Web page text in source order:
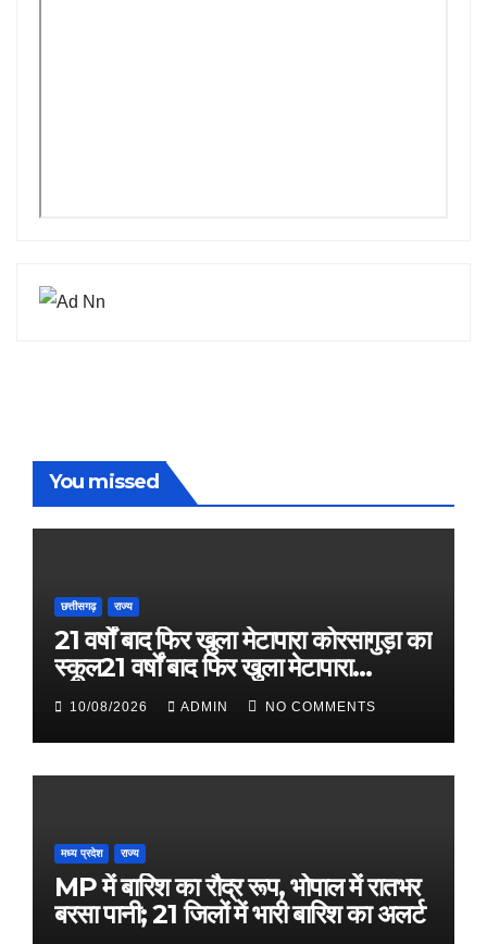
You missed
छत्तीसगढ़ राज्य
21 वर्षों बाद फिर खुला मेटापारा कोरसागुड़ा का
स्कूल21 वर्षों बाद फिर खुला मेटापारा
कोरसागुड़ा का स्कूल
10/08/2026 ADMIN NO COMMENTS
मध्य प्रदेश राज्य
MP में बारिश का रौद्र रूप, भोपाल में रातभर
बरसा पानी; 21 जिलों में भारी बारिश का अलर्ट